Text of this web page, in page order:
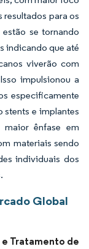
para os
se tornando
indicando que até
viverão com
impulsionou a
especificamente
stents e implantes
ênfase em
materiais sendo
individuais dos
Global
Tratamento de